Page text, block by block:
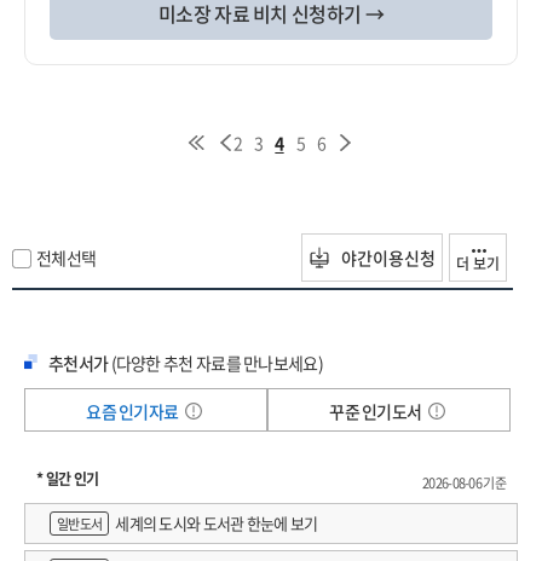
미소장 자료 비치 신청하기 →
2 3 4 5 6
전체선택 야간이용신청 더 보기
추천서가(다양한 추천 자료를 만나보세요)
요즘 인기자료
꾸준 인기도서
* 일간 인기
2026-08-06 기준
일반도서
세계의 도시와 도서관 한눈에 보기